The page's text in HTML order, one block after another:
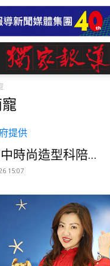
時尚造型科陪...
15:07